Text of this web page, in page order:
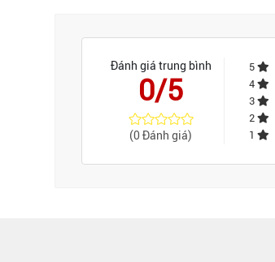
Đánh giá trung bình
0/5
(0 Đánh giá)
5
4
3
2
1